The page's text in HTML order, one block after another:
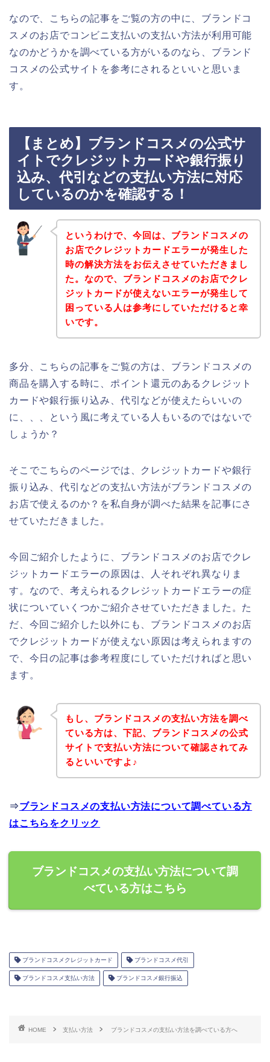
なので、こちらの記事をご覧の方の中に、ブランドコ
スメのお店でコンビニ支払いの支払い方法が利用可能
なのかどうかを調べている方がいるのなら、ブランド
コスメの公式サイトを参考にされるといいと思いま
す。
【まとめ】ブランドコスメの公式サ
イトでクレジットカードや銀行振り
込み、代引などの支払い方法に対応
しているのかを確認する！
というわけで、今回は、ブランドコスメの
お店でクレジットカードエラーが発生した
時の解決方法をお伝えさせていただきまし
た。なので、ブランドコスメのお店でクレ
ジットカードが使えないエラーが発生して
困っている人は参考にしていただけると幸
いです。
多分、こちらの記事をご覧の方は、ブランドコスメの
商品を購入する時に、ポイント還元のあるクレジット
カードや銀行振り込み、代引などが使えたらいいの
に、、、という風に考えている人もいるのではないで
しょうか？
そこでこちらのページでは、クレジットカードや銀行
振り込み、代引などの支払い方法がブランドコスメの
お店で使えるのか？を私自身が調べた結果を記事にさ
せていただきました。
今回ご紹介したように、ブランドコスメのお店でクレ
ジットカードエラーの原因は、人それぞれ異なりま
す。なので、考えられるクレジットカードエラーの症
状についていくつかご紹介させていただきました。た
だ、今回ご紹介した以外にも、ブランドコスメのお店
でクレジットカードが使えない原因は考えられますの
で、今日の記事は参考程度にしていただければと思い
ます。
もし、ブランドコスメの支払い方法を調べ
ている方は、下記、ブランドコスメの公式
サイトで支払い方法について確認されてみ
るといいですよ♪
⇒ブランドコスメの支払い方法について調べている方
はこちらをクリック
ブランドコスメの支払い方法について調
べている方はこちら
ブランドコスメクレジットカード ブランドコスメ代引
ブランドコスメ支払い方法 ブランドコスメ銀行振込
HOME 支払い方法 ブランドコスメの支払い方法を調べている方へ